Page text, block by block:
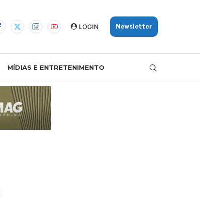
LOGIN Newsletter
MÍDIAS E ENTRETENIMENTO